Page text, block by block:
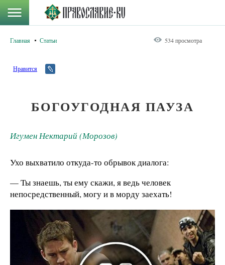
Главная Статьи 534 просмотра
Нравится
БОГОУГОДНАЯ ПАУЗА
Игумен Нектарий (Морозов)
Ухо выхватило откуда-то обрывок диалога:
— Ты знаешь, ты ему скажи, я ведь человек
непосредственный, могу и в морду заехать!